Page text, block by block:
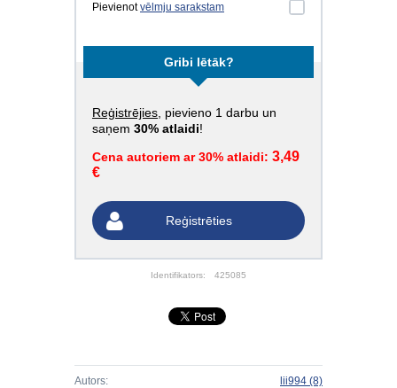
Pievienotvēlmju sarakstam
Gribi lētāk?
Reģistrējies , pievieno 1 darbu un
saņem 30% atlaidi!
Cena autoriem ar 30% atlaidi: 3,49
€
Reģistrēties
Identifikators: 425085
Autors: lii994 (8)